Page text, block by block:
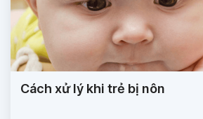
Cách xử lý khi trẻ bị nôn